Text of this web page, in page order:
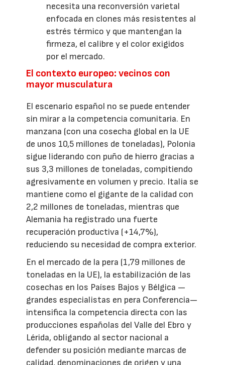
necesita una reconversión varietal
enfocada en clones más resistentes al
estrés térmico y que mantengan la
firmeza, el calibre y el color exigidos
por el mercado.
El contexto europeo: vecinos con
mayor musculatura
El escenario español no se puede entender
sin mirar a la competencia comunitaria. En
manzana (con una cosecha global en la UE
de unos 10,5 millones de toneladas), Polonia
sigue liderando con puño de hierro gracias a
sus 3,3 millones de toneladas, compitiendo
agresivamente en volumen y precio. Italia se
mantiene como el gigante de la calidad con
2,2 millones de toneladas, mientras que
Alemania ha registrado una fuerte
recuperación productiva (+14,7%),
reduciendo su necesidad de compra exterior.
En el mercado de la pera (1,79 millones de
toneladas en la UE), la estabilización de las
cosechas en los Países Bajos y Bélgica —
grandes especialistas en pera Conferencia—
intensifica la competencia directa con las
producciones españolas del Valle del Ebro y
Lérida, obligando al sector nacional a
defender su posición mediante marcas de
calidad, denominaciones de origen y una